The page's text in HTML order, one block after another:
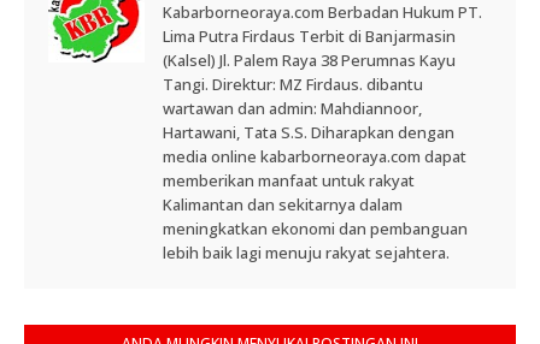
Kabarborneoraya.com Berbadan Hukum PT.
Lima Putra Firdaus Terbit di Banjarmasin
(Kalsel) Jl. Palem Raya 38 Perumnas Kayu
Tangi. Direktur: MZ Firdaus. dibantu
wartawan dan admin: Mahdiannoor,
Hartawani, Tata S.S. Diharapkan dengan
media online kabarborneoraya.com dapat
memberikan manfaat untuk rakyat
Kalimantan dan sekitarnya dalam
meningkatkan ekonomi dan pembanguan
lebih baik lagi menuju rakyat sejahtera.